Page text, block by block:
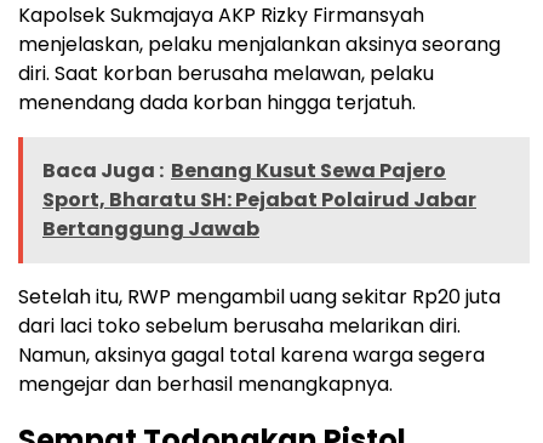
Kapolsek Sukmajaya AKP Rizky Firmansyah
menjelaskan, pelaku menjalankan aksinya seorang
diri. Saat korban berusaha melawan, pelaku
menendang dada korban hingga terjatuh.
Baca Juga : Benang Kusut Sewa Pajero
Sport, Bharatu SH: Pejabat Polairud Jabar
Bertanggung Jawab
Setelah itu, RWP mengambil uang sekitar Rp20 juta
dari laci toko sebelum berusaha melarikan diri.
Namun, aksinya gagal total karena warga segera
mengejar dan berhasil menangkapnya.